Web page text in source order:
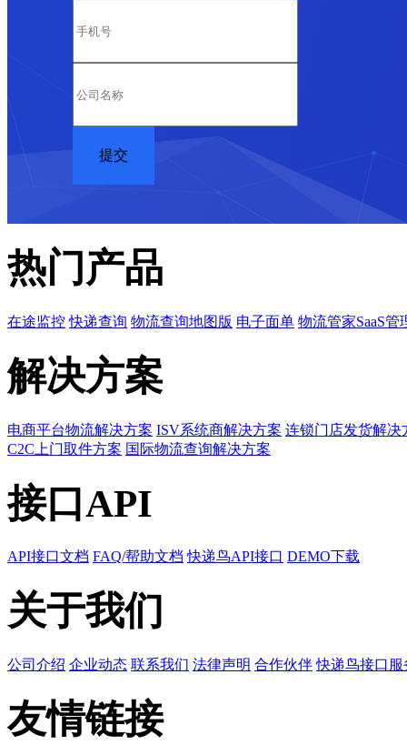
热门产品
在途监控 快递查询 物流查询地图版 电子面单 物流管家SaaS管
解决方案
电商平台物流解决方案 ISV系统商解决方案 连锁门店发货解决
C2C上门取件方案 国际物流查询解决方案
接口API
API接口文档 FAQ/帮助文档 快递鸟API接口 DEMO下载
关于我们
公司介绍 企业动态 联系我们 法律声明 合作伙伴 快递鸟接口服
友情链接